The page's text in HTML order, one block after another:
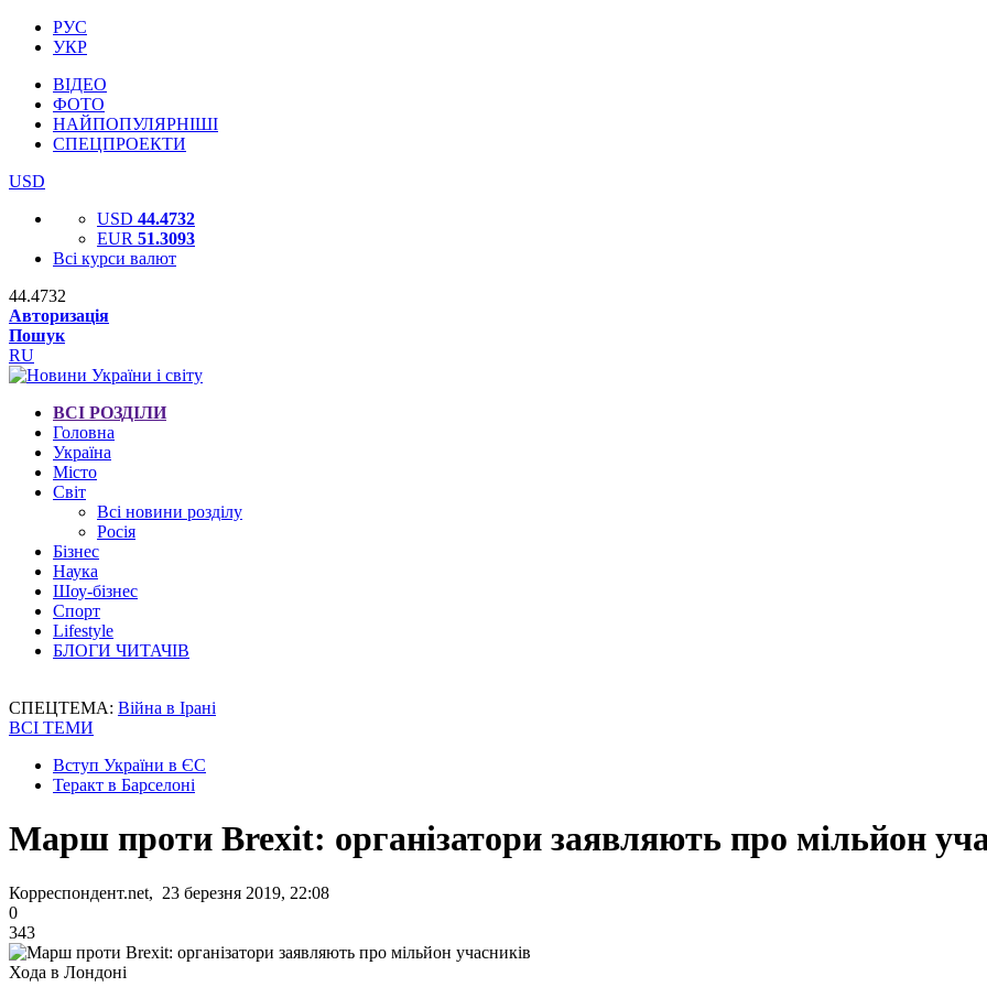
РУС
УКР
ВІДЕО
ФОТО
НАЙПОПУЛЯРНІШІ
СПЕЦПРОЕКТИ
USD
USD 44.4732
EUR 51.3093
Всі курси валют
44.4732
Авторизація
Пошук
RU
ВСІ РОЗДІЛИ
Головна
Україна
Місто
Світ
Всі новини розділу
Росія
Бізнес
Наука
Шоу-бізнес
Спорт
Lifestyle
БЛОГИ ЧИТАЧІВ
СПЕЦТЕМА: Війна в Ірані
ВСІ ТЕМИ
Вступ України в ЄС
Теракт в Барселоні
Марш проти Brexit: організатори заявляють про мільйон
Корреспондент.net, 23 березня 2019, 22:08
0
343
Хода в Лондоні